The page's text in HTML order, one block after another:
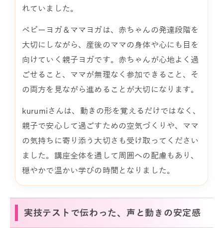
れていました。
ベビーヨガ＆ママヨガは、赤ちゃんの発達段階を
大切にしながら、産後のママの身体や心にも目を
向けていく親子ヨガです。赤ちゃんが心地よく過
ごせること、ママが無理なく参加できること、そ
の両方を見ながら進めることが大切になります。
kurumiさんは、動きの形を覚えるだけではなく、
親子で安心して過ごすための空気づくりや、ママ
の気持ちに寄り添う大切さも受け取ってください
ました。講座全体を通して周囲への配慮もあり、
穏やかで温かい学びの時間となりました。
実技テストで伝わった、声と動きの安定感